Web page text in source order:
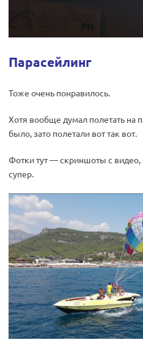
Парасейлинг
Тоже очень понравилось.
Хотя вообще думал полетать на
было, зато полетали вот так вот.
Фотки тут — скриншоты с видео,
супер.